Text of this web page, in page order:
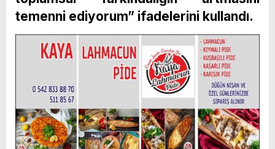
temenni ediyorum” ifadelerini kullandı.